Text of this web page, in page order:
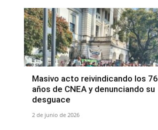
Masivo acto reivindicando los 76
años de CNEA y denunciando su
desguace
2 de junio de 2026